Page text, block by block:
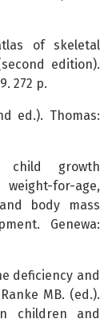
of skeletal
edition).
272 p.
ed.). Thomas:
child growth
for-age,
body mass
Genewa:
deficiency and
MB. (ed.).
children and